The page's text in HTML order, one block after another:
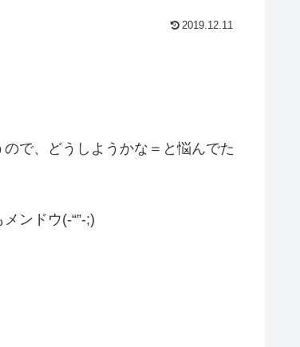
2019.12.11
で、どうしようかな＝と悩んでた
ンドウ(-“”-;)